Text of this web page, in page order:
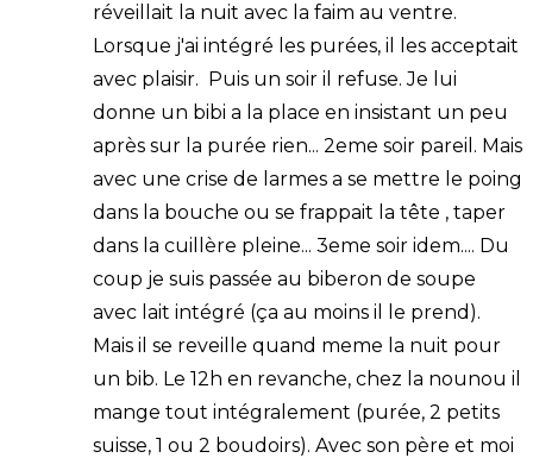
réveillait la nuit avec la faim au ventre.
Lorsque j'ai intégré les purées, il les acceptait
avec plaisir. Puis un soir il refuse. Je lui
donne un bibi a la place en insistant un peu
après sur la purée rien... 2eme soir pareil. Mais
avec une crise de larmes a se mettre le poing
dans la bouche ou se frappait la tête , taper
dans la cuillère pleine... 3eme soir idem.... Du
coup je suis passée au biberon de soupe
avec lait intégré (ça au moins il le prend).
Mais il se reveille quand meme la nuit pour
un bib. Le 12h en revanche, chez la nounou il
mange tout intégralement (purée, 2 petits
suisse, 1 ou 2 boudoirs). Avec son père et moi